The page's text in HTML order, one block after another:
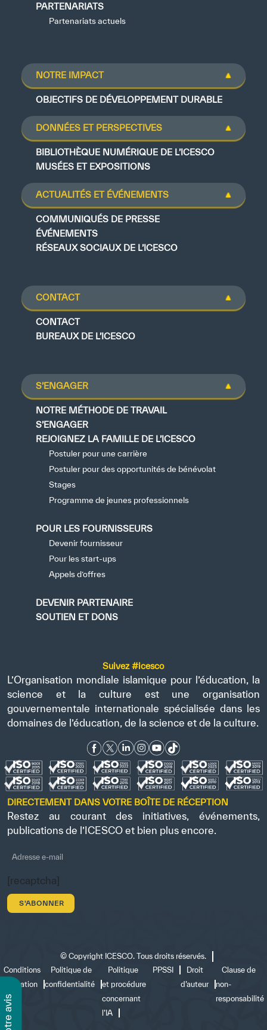
s
PARTENARIATS
Partenariats actuels
NOTRE IMPACT
OBJECTIFS DE DÉVELOPPEMENT DURABLE
DONNÉES ET PERSPECTIVES
BIBLIOTHÈQUE NUMÉRIQUE DE L’ICESCO
MUSÉES ET EXPOSITIONS
ACTUALITÉS ET ÉVÉNEMENTS
COMMUNIQUÉS DE PRESSE
ÉVÉNEMENTS
RÉSEAUX SOCIAUX DE L’ICESCO
CONTACT
CONTACT
BUREAUX DE L’ICESCO
S’ENGAGER
NOTRE MÉTHODE DE TRAVAIL
S’ENGAGER
REJOIGNEZ LA FAMILLE DE L’ICESCO
Postuler pour une carrière
Postuler pour des opportunités de bénévolat
Stages
Programme de jeunes professionnels
POUR LES FOURNISSEURS
Devenir fournisseur
Pour les start-ups
Appels d’offres
DEVENIR PARTENAIRE
SOUTIEN ET DONS
Suivez #icesco
L’Organisation mondiale islamique pour l’éducation, la
science et la culture est une organisation
gouvernementale internationale spécialisée dans les
domaines de l’éducation, de la science et de la culture.
DIRECTEMENT DANS VOTRE BOÎTE DE RÉCEPTION
Restez au courant des initiatives, événements,
publications de l’ICESCO et bien plus encore.
[recaptcha]
© Copyright ICESCO. Tous droits réservés.
Conditions
Politique de
confidentialité
Politique
et procédure
concernant
l’IA
PPSSI
Droit
d’auteur
Clause de
non-
responsabilité